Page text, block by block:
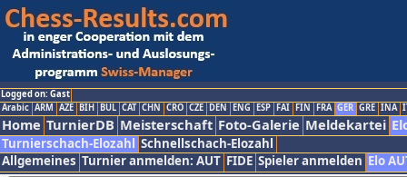
Logged on: Gast
Arabic ARM AZE BIH BUL CAT CHN CRO CZE DEN ENG ESP FAI FIN FRA GER GRE INA
Home TurnierDB Meisterschaft Foto-Galerie Meldekartei
Turnierschach-Elozahl Schnellschach-Elozahl
Allgemeines Turnier anmelden: AUT FIDE Spieler anmelden Elo